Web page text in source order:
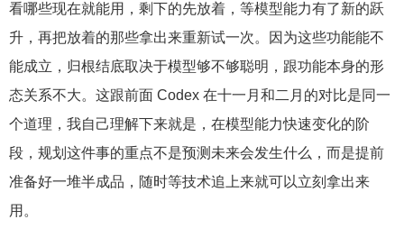
看哪些现在就能用，剩下的先放着，等模型能力有了新的跃
升，再把放着的那些拿出来重新试一次。因为这些功能能不
能成立，归根结底取决于模型够不够聪明，跟功能本身的形
态关系不大。这跟前面 Codex 在十一月和二月的对比是同一
个道理，我自己理解下来就是，在模型能力快速变化的阶
段，规划这件事的重点不是预测未来会发生什么，而是提前
准备好一堆半成品，随时等技术追上来就可以立刻拿出来
用。